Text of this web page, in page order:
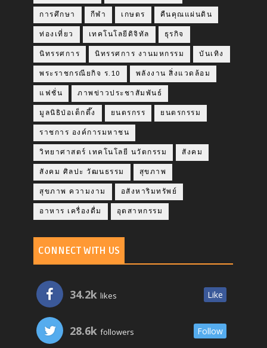
การศึกษา กีฬา เกษตร คืนคุณแผ่นดิน
ท่องเที่ยว เทคโนโลยีดิจิทัล ธุรกิจ
นิทรรศการ นิทรรศการ งานมหกรรม บันเทิง
พระราชกรณียกิจ ร.10 พลังงาน สิ่งแวดล้อม
แฟชั่น ภาพข่าวประชาสัมพันธ์
มูลนิธิป่อเต็กตึ๊ง ยนตรกรร ยนตรกรรม
ราชการ องค์การมหาชน
วิทยาศาสตร์ เทคโนโลยี นวัตกรรม สังคม
สังคม ศิลปะ วัฒนธรรม สุขภาพ
สุขภาพ ความงาม อสังหาริมทรัพย์
อาหาร เครื่องดื่ม อุตสาหกรรม
CONNECT WITH US
34.2k likes Like
28.6k followers Follow